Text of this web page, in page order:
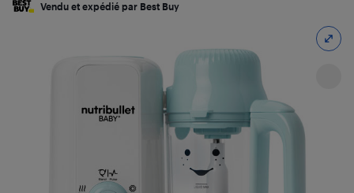
Vendu et expédié par Best Buy